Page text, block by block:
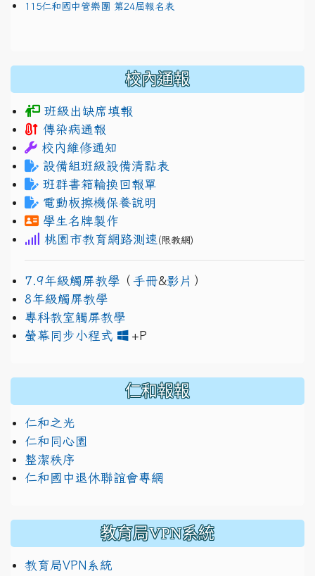
115仁和國中管樂團 第24屆報名表
校內通報
班級出缺席填報
傳染病通報
校內維修通知
設備組班級設備清點表
班群書箱輪換回報單
電動板擦機保養說明
學生名牌製作
桃園市教育網路測速 (限教網)
7.9年級觸屏教學 （ 手冊&影片 ）
8年級觸屏教學
專科教室觸屏教學
螢幕同步小程式
+P
仁和報報
仁和之光
仁和同心園
整潔秩序
仁和國中退休聯誼會專網
教育局VPN系統
教育局VPN系統